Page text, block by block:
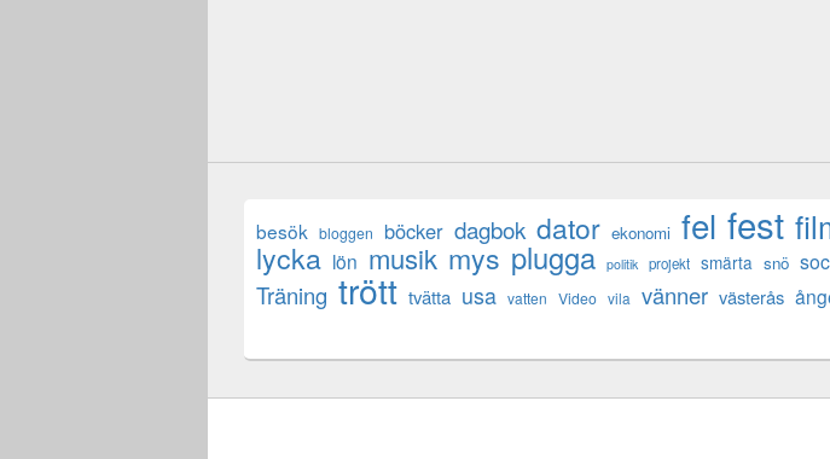
besök bloggen böcker dagbok dator ekonomi fel fest
lycka lön musik mys plugga politik projekt smärta snö
Träning trött tvätta usa vatten Video vila vänner västerås